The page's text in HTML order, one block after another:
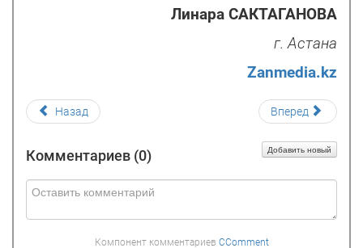
Линара САКТАГАНОВА
г. Астана
Zanmedia.kz
Назад Вперед
Комментариев (0) Добавить новый
Компонент комментариев CComment